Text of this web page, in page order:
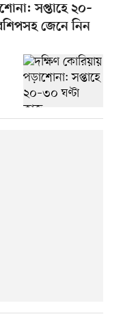
সপ্তাহে ২০–
জেনে নিন